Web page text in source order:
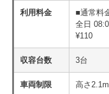
利用料金
■通常料
全日
¥110
収容台数 3台
車両制限 高さ